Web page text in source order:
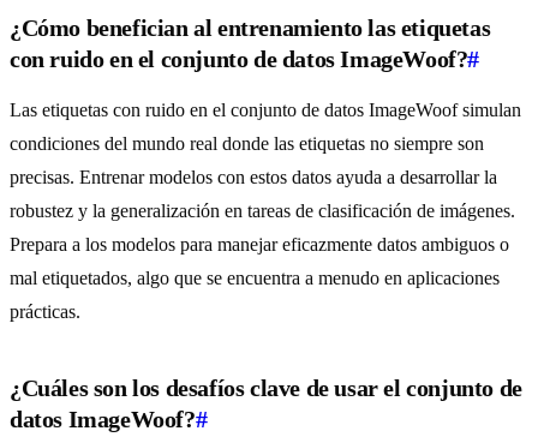
¿Cómo benefician al entrenamiento las etiquetas
con ruido en el conjunto de datos ImageWoof?#
Las etiquetas con ruido en el conjunto de datos ImageWoof simulan
condiciones del mundo real donde las etiquetas no siempre son
precisas. Entrenar modelos con estos datos ayuda a desarrollar la
robustez y la generalización en tareas de clasificación de imágenes.
Prepara a los modelos para manejar eficazmente datos ambiguos o
mal etiquetados, algo que se encuentra a menudo en aplicaciones
prácticas.
¿Cuáles son los desafíos clave de usar el conjunto de
datos ImageWoof?#